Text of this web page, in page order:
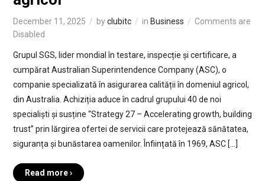
December 11, 2025 byclubitc in Business
Comments are
Disabled
Grupul SGS, lider mondial în testare, inspecție și certificare, a
cumpărat Australian Superintendence Company (ASC), o
companie specializată în asigurarea calității în domeniul agricol,
din Australia. Achiziția aduce în cadrul grupului 40 de noi
specialiști și susține “Strategy 27 – Accelerating growth, building
trust” prin lărgirea ofertei de servicii care protejează sănătatea,
siguranța și bunăstarea oamenilor. Înființată în 1969, ASC […]
Read more ›